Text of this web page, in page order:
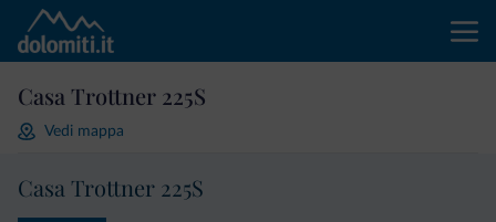
Casa Trottner 225S
Vedi mappa
Casa Trottner 225S